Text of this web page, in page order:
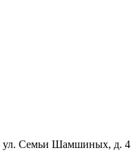
ул. Семьи Шамшиных, д. 4